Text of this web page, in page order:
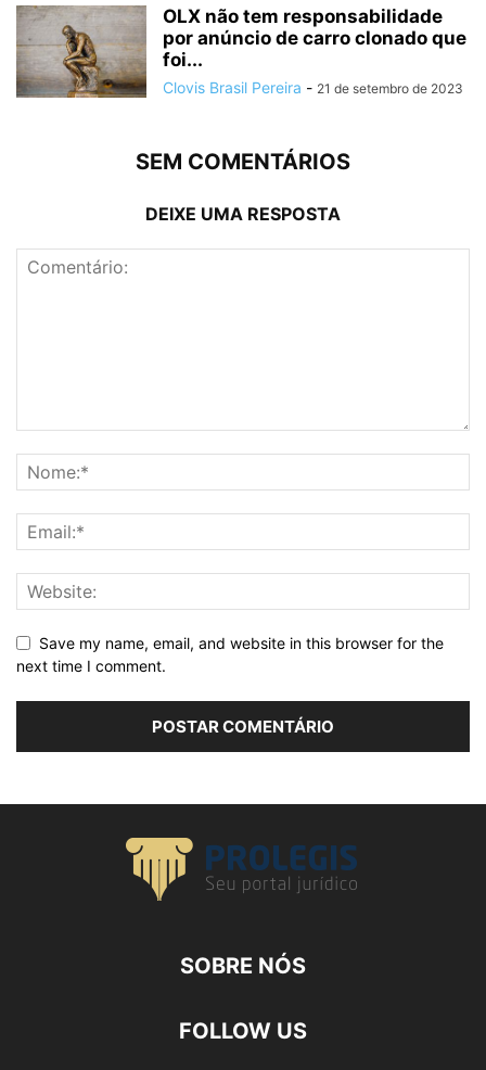
OLX não tem responsabilidade
por anúncio de carro clonado que
foi...
Clovis Brasil Pereira - 21 de setembro de 2023
SEM COMENTÁRIOS
DEIXE UMA RESPOSTA
Save my name, email, and website in this browser for the
next time I comment.
SOBRE NÓS
FOLLOW US